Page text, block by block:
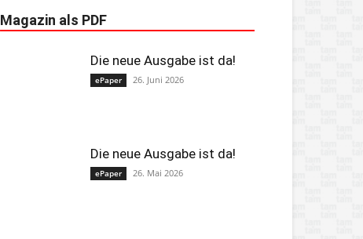
Magazin als PDF
Die neue Ausgabe ist da!
ePaper 26. Juni 2026
Die neue Ausgabe ist da!
ePaper 26. Mai 2026